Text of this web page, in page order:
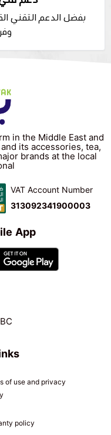
بفضل الدعم التقني
of use and privacy
policy
in the Middle East and
its accessories, tea,
brands at the local
VAT Account Number
313092341900003
App